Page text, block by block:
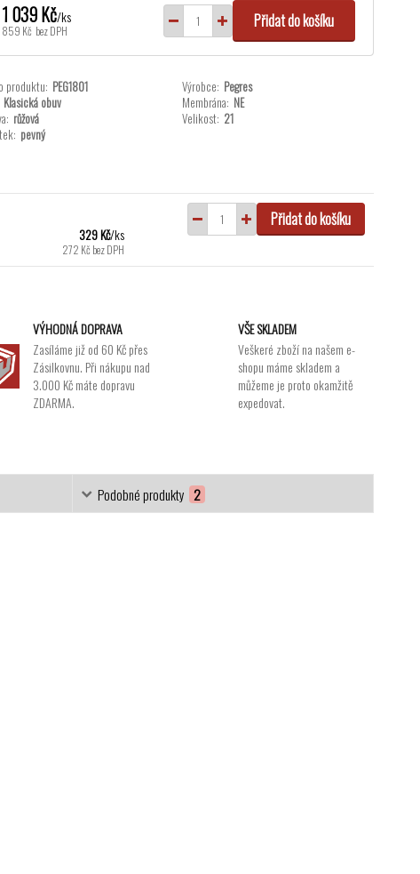
1 039 Kč/ks
859 Kč bez DPH Přidat do košíku
produktu: PEG1801 Výrobce: Pegres
Klasická obuv Membrána: NE
růžová Velikost: 21
pevný
329 Kč/ks
272 Kč bez DPH
Přidat do košíku
VÝHODNÁ DOPRAVA
Zasíláme již od 60 Kč přes
Zásilkovnu. Při nákupu nad
3.000 Kč máte dopravu
ZDARMA.
VŠE SKLADEM
Veškeré zboží na našem e-
shopu máme skladem a
můžeme je proto okamžitě
expedovat.
Podobné produkty 2